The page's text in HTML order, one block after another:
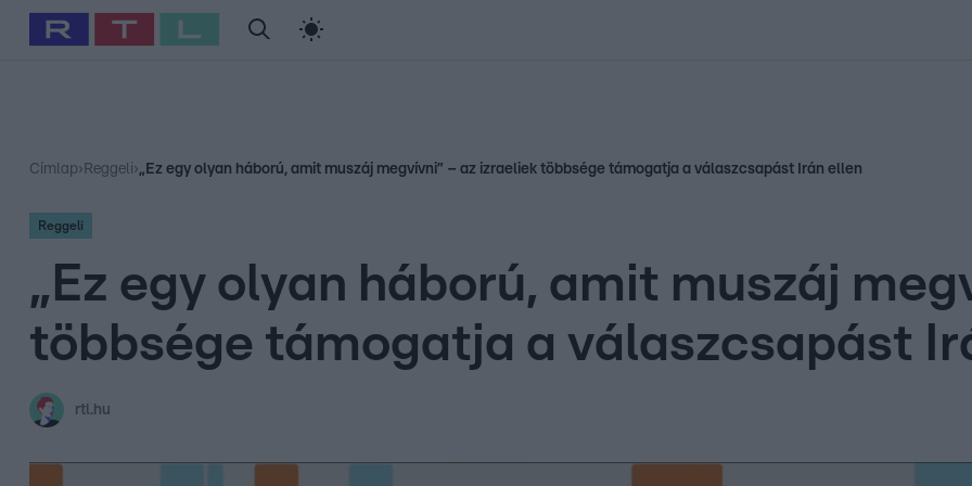
Babits Marcella Szellő István Most Wanted
Címlap› Reggeli›„Ez egy olyan háború, amit muszáj megvívni” – az izraeliek többsége támogatja a válaszcsapást Irán ellen
Reggeli
„Ez egy olyan háború, amit muszáj
többsége támogatja a válaszcsapást
rtl.hu